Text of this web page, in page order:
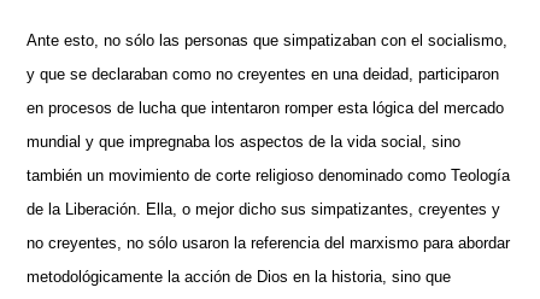
Ante esto, no sólo las personas que simpatizaban con el socialismo,
y que se declaraban como no creyentes en una deidad, participaron
en procesos de lucha que intentaron romper esta lógica del mercado
mundial y que impregnaba los aspectos de la vida social, sino
también un movimiento de corte religioso denominado como Teología
de la Liberación. Ella, o mejor dicho sus simpatizantes, creyentes y
no creyentes, no sólo usaron la referencia del marxismo para abordar
metodológicamente la acción de Dios en la historia, sino que